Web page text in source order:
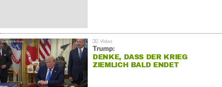
Trump:
DENKE, DASS DER KRIEG
ZIEMLICH BALD ENDET